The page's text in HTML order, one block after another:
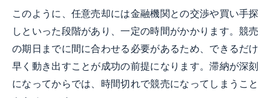
このように、任意売却には金融機関との交渉や買い手探
しといった段階があり、一定の時間がかかります。競売
の期日までに間に合わせる必要があるため、できるだけ
早く動き出すことが成功の前提になります。滞納が深刻
になってからでは、時間切れで競売になってしまうこと